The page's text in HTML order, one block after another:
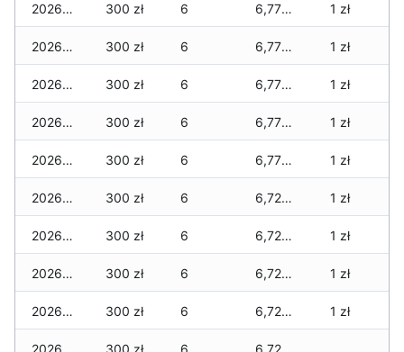
2026-07-09 300 zł 6 6,770 zł 1 zł
2026-07-08 300 zł 6 6,770 zł 1 zł
2026-07-07 300 zł 6 6,770 zł 1 zł
2026-07-06 300 zł 6 6,770 zł 1 zł
2026-07-05 300 zł 6 6,770 zł 1 zł
2026-07-04 300 zł 6 6,720 zł 1 zł
2026-07-03 300 zł 6 6,720 zł 1 zł
2026-07-02 300 zł 6 6,720 zł 1 zł
2026-07-01 300 zł 6 6,720 zł 1 zł